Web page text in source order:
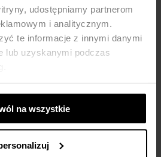
udostępniamy partnerom
i analitycznym.
te informacje z innymi danymi
lub uzyskanymi podczas
na wszystkie